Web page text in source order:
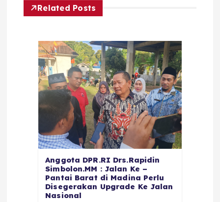
Related Posts
Anggota DPR.RI Drs.Rapidin
Simbolon.MM : Jalan Ke –
Pantai Barat di Madina Perlu
Disegerakan Upgrade Ke Jalan
Nasional